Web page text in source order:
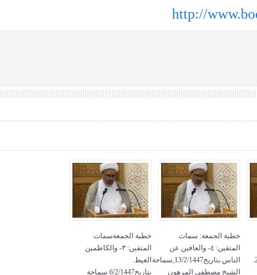
http://
المقدرة. بتاريخ 27 2/1447.
خطبة الجمعة: سمات
المتقين: ٤- والعافين عن
الناس.بتاريخ13/2/1447,سماحة
الشيخ مصطفى المرهون
خطبة الجمعةسمات
المتقين: ٣- والكاظمين
الغيظ.
بتاريخ6/2/1447.سماحة